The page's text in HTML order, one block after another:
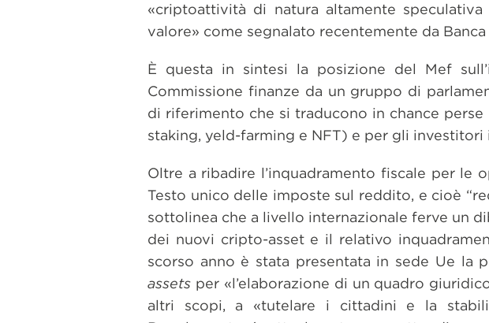
«criptoattività di natura altamente
valore» come segnalato recentemente da Banca
È questa in sintesi la posizione del Mef
Commissione finanze da un gruppo di
di riferimento che si traducono in chance
staking, yeld-farming e NFT) e per gli investitori
Oltre a ribadire l’inquadramento fiscale per le
Testo unico delle imposte sul reddito, e cioè
sottolinea che a livello internazionale ferve un
dei nuovi cripto-asset e il relativo
scorso anno è stata presentata in sede Ue la
assets per «l’elaborazione di un quadro
altri scopi, a «tutelare i cittadini e la